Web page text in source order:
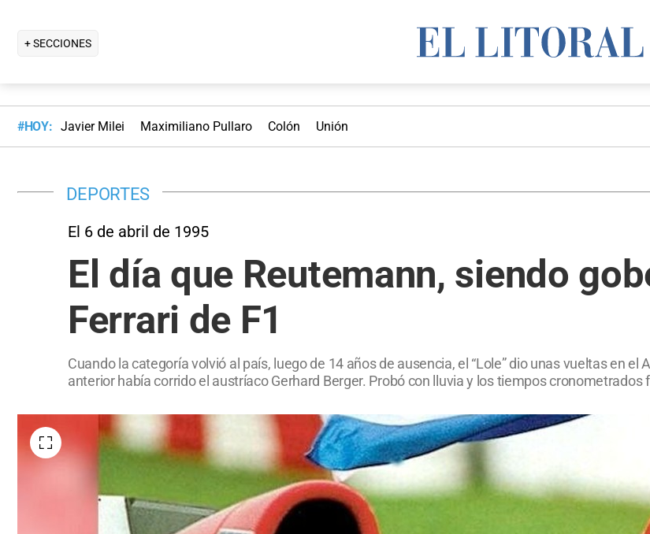
+ SECCIONES
#HOY: Javier Milei Maximiliano Pullaro Colón Unión
DEPORTES
El 6 de abril de 1995
El día que Reutemann, siendo
Ferrari de F1
Cuando la categoría volvió al país, luego de 14 años de ausencia, el “Lole” dio unas vueltas en
anterior había corrido el austríaco Gerhard Berger. Probó con lluvia y los tiempos cronometrados